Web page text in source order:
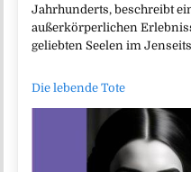
Jahrhunderts, beschreibt
außerkörperlichen
geliebten Seelen im
Die lebende Tote